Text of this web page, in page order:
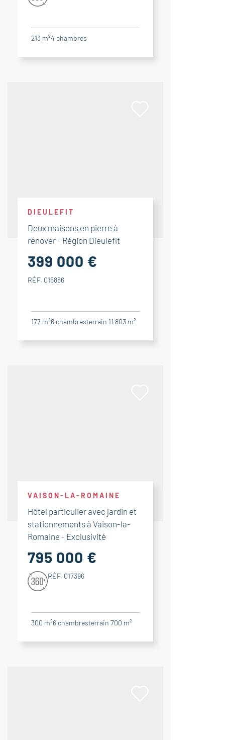
213 m²4 chambres
DIEULEFIT
Deux maisons en pierre à
rénover - Région Dieulefit
399 000 €
RÉF. 016886
177 m²6 chambresterrain 11 803 m²
VAISON-LA-ROMAINE
Hôtel particulier avec jardin et
stationnements à Vaison-la-
Romaine - Exclusivité
795 000 €
RÉF. 017396
300 m²6 chambresterrain 700 m²